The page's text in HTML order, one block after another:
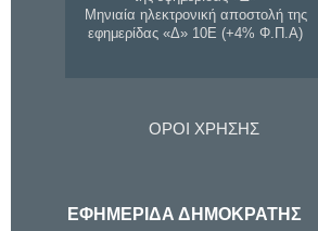
Μηνιαία ηλεκτρονική αποστολή της
εφημερίδας «Δ» 10Ε (+4% Φ.Π.Α)
ΟΡΟΙ ΧΡΗΣΗΣ
ΕΦΗΜΕΡΙΔΑ ΔΗΜΟΚΡΑΤΗΣ